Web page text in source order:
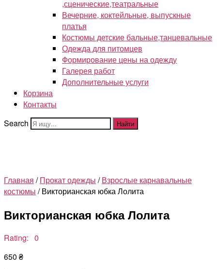
,сценические,театральные
Вечерние, коктейльные, выпускные
платья
Костюмы детские бальные,танцевальные
Одежда для питомцев
Формирование цены на одежду
Галерея работ
Дополнительные услуги
Корзина
Контакты
Search
Найти
Главная /Прокат одежды /Взрослые карнавальные
костюмы / Викторианская юбка Лолита
Викторианская юбка Лолита
Rating: 0
650 ₴